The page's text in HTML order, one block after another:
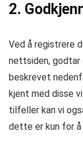
2.
Ved å registrere
nettsiden, godtar
beskrevet
kjent med disse
tilfeller kan vi
dette er kun for